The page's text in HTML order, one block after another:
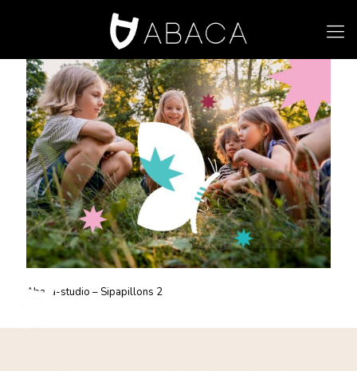
Abaca-studio – Sipapillons 2